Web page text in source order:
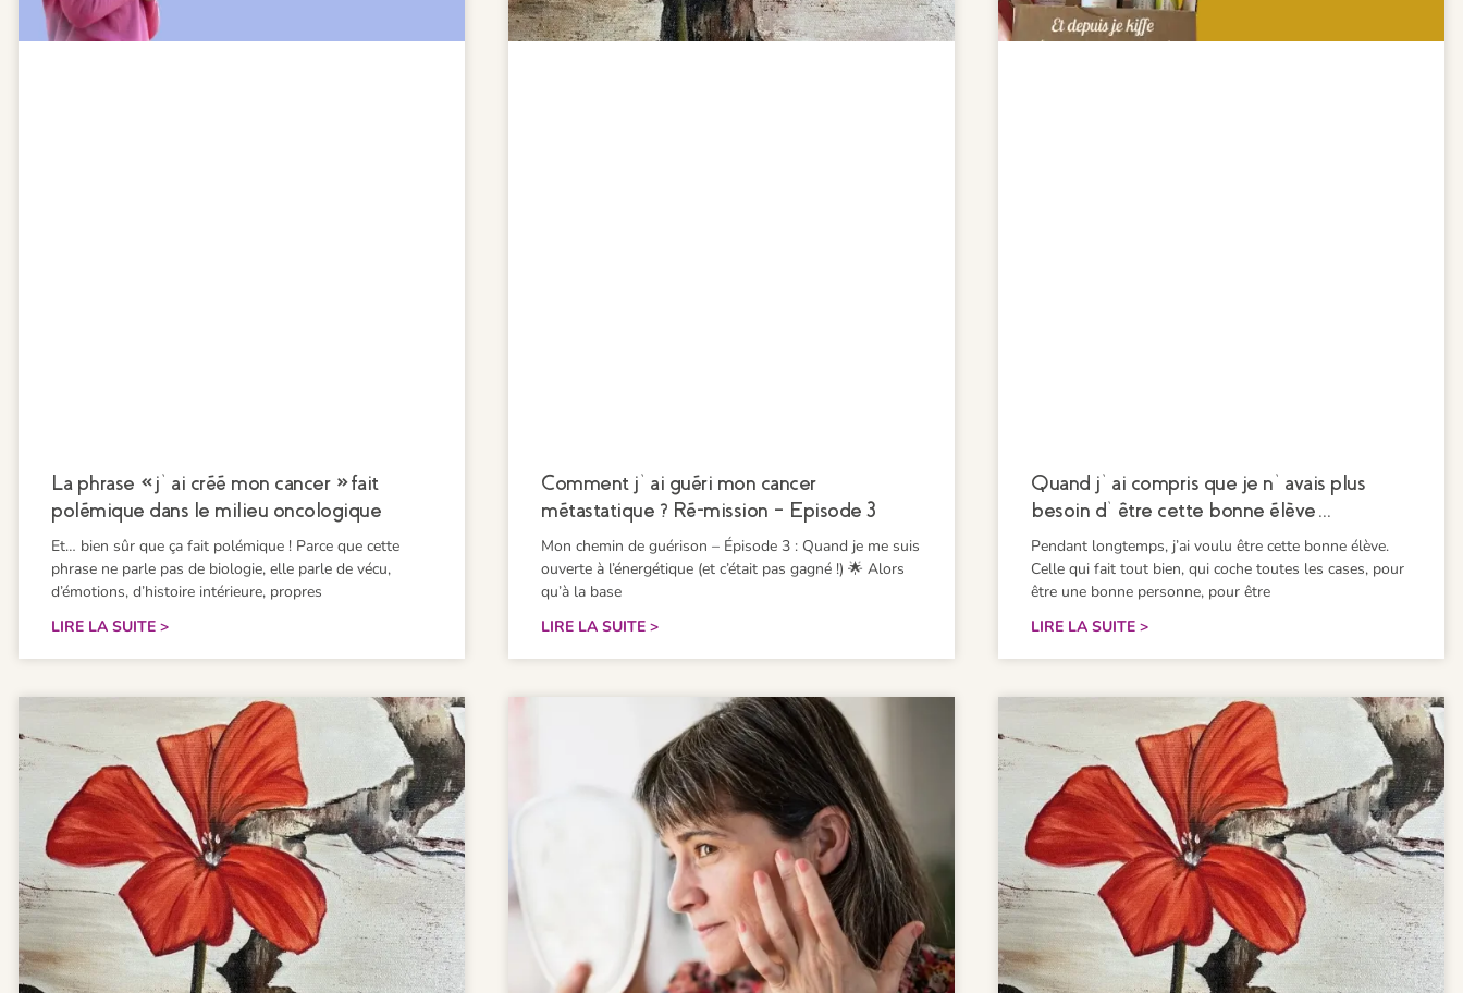
La phrase « j’ai créé mon cancer » fait
polémique dans le milieu oncologique
Et… bien sûr que ça fait polémique ! Parce que cette
phrase ne parle pas de biologie, elle parle de vécu,
d’émotions, d’histoire intérieure, propres
LIRE LA SUITE >
Comment j’ai guéri mon cancer
métastatique ? Ré-mission – Episode 3
Mon chemin de guérison – Épisode 3 : Quand je me suis
ouverte à l’énergétique (et c’était pas gagné !) 🌟 Alors
qu’à la base
LIRE LA SUITE >
Quand j’ai compris que je n’avais plus
besoin d’être cette bonne élève…
Pendant longtemps, j’ai voulu être cette bonne élève.
Celle qui fait tout bien, qui coche toutes les cases, pour
être une bonne personne, pour être
LIRE LA SUITE >